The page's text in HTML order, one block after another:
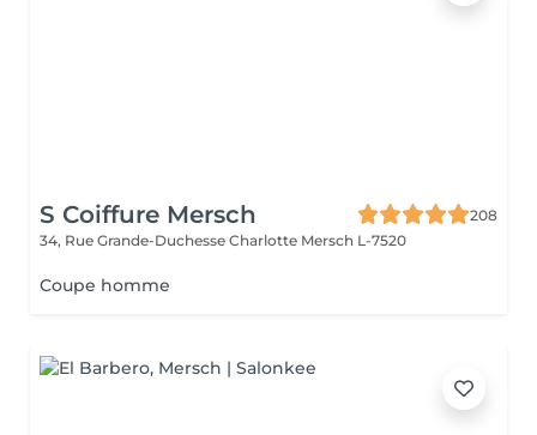
S Coiffure Mersch
208
34, Rue Grande-Duchesse Charlotte Mersch L-7520
Coupe homme